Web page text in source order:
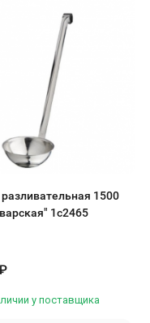
1500
1с2465
у поставщика